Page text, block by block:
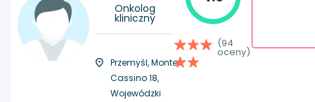
Onkolog
kliniczny
Przemyśl, Monte
Cassino 18,
Wojewódzki
(94
oceny)